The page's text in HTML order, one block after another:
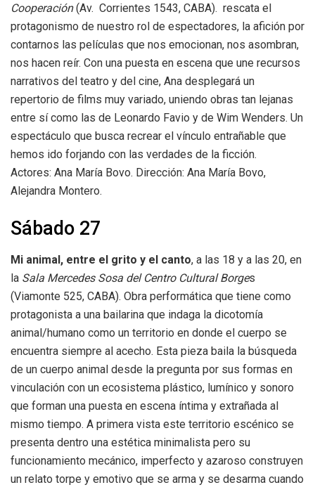
Cooperación(Av. Corrientes 1543, CABA). rescata el
protagonismo de nuestro rol de espectadores, la afición por
contarnos las películas que nos emocionan, nos asombran,
nos hacen reír. Con una puesta en escena que une recursos
narrativos del teatro y del cine, Ana desplegará un
repertorio de films muy variado, uniendo obras tan lejanas
entre sí como las de Leonardo Favio y de Wim Wenders. Un
espectáculo que busca recrear el vínculo entrañable que
hemos ido forjando con las verdades de la ficción.
Actores: Ana María Bovo. Dirección: Ana María Bovo,
Alejandra Montero.
Sábado 27
Mi animal, entre el grito y el canto, a las 18 y a las 20, en
la Sala Mercedes Sosa del Centro Cultural Borges
(Viamonte 525, CABA). Obra performática que tiene como
protagonista a una bailarina que indaga la dicotomía
animal/humano como un territorio en donde el cuerpo se
encuentra siempre al acecho. Esta pieza baila la búsqueda
de un cuerpo animal desde la pregunta por sus formas en
vinculación con un ecosistema plástico, lumínico y sonoro
que forman una puesta en escena íntima y extrañada al
mismo tiempo. A primera vista este territorio escénico se
presenta dentro una estética minimalista pero su
funcionamiento mecánico, imperfecto y azaroso construyen
un relato torpe y emotivo que se arma y se desarma cuando